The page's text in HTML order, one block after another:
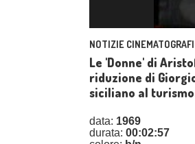
NOTIZIE
Le 'Donne' di
riduzione di
siciliano al
data: 1969
durata: 00:02:57